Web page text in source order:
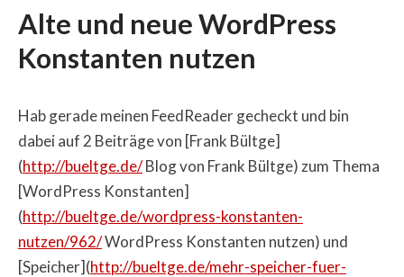
Alte und neue WordPress
Konstanten nutzen
Hab gerade meinen FeedReader gecheckt und bin
dabei auf 2 Beiträge von [Frank Bültge]
(http://bueltge.de/Blog von Frank Bültge) zum Thema
[WordPress Konstanten]
(http://bueltge.de/wordpress-konstanten-
nutzen/962/WordPress Konstanten nutzen) und
[Speicher](http://bueltge.de/mehr-speicher-fuer-